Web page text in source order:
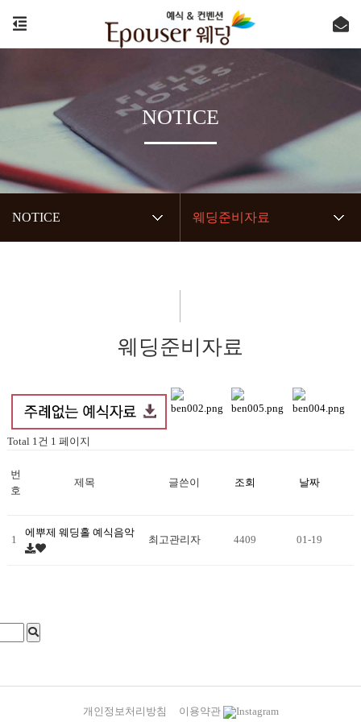
NOTICE 웨딩준비자료
NOTICE
웨딩준비자료
Total 1건 1 페이지
번
호
제목 글쓴이 조회 날짜
1
에뿌제 웨딩홀 예식음악
최고관리자 4409 01-19
개인정보처리방침 이용약관 Instagram